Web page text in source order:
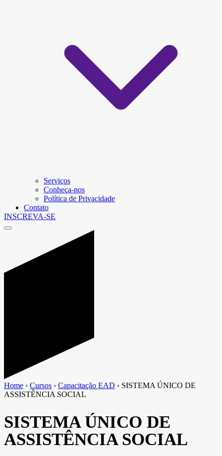
Serviços
Conheça-nos
Política de Privacidade
Contato
INSCREVA-SE
Home › Cursos › Capacitação EAD › SISTEMA ÚNICO DE
ASSISTÊNCIA SOCIAL
SISTEMA ÚNICO DE
ASSISTÊNCIA SOCIAL